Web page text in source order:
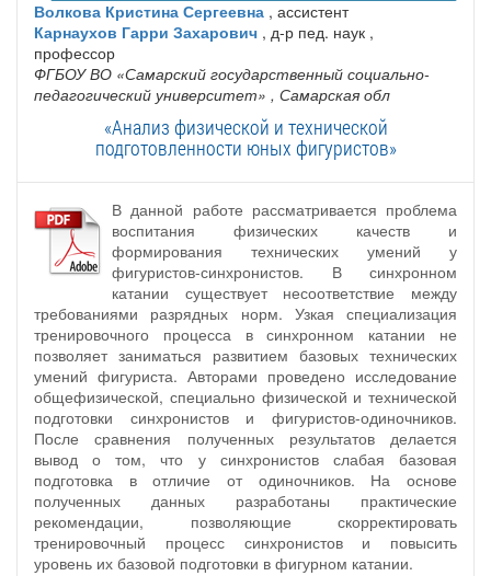
Волкова Кристина Сергеевна , ассистент
Карнаухов Гарри Захарович , д-р пед. наук ,
профессор
ФГБОУ ВО «Самарский государственный социально-
педагогический университет» , Самарская обл
«Анализ физической и технической
подготовленности юных фигуристов»
В данной работе рассматривается проблема
воспитания физических качеств и
формирования технических умений у
фигуристов-синхронистов. В синхронном
катании существует несоответствие между
требованиями разрядных норм. Узкая специализация
тренировочного процесса в синхронном катании не
позволяет заниматься развитием базовых технических
умений фигуриста. Авторами проведено исследование
общефизической, специально физической и технической
подготовки синхронистов и фигуристов-одиночников.
После сравнения полученных результатов делается
вывод о том, что у синхронистов слабая базовая
подготовка в отличие от одиночников. На основе
полученных данных разработаны практические
рекомендации, позволяющие скорректировать
тренировочный процесс синхронистов и повысить
уровень их базовой подготовки в фигурном катании.